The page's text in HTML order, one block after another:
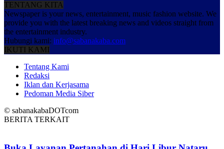
TENTANG KITA
Newspaper is your news, entertainment, music fashion website. We
provide you with the latest breaking news and videos straight from
the entertainment industry.
Hubungi kami: info@sabanakaba.com
IKUTI KAMI
Tentang Kami
Redaksi
Iklan dan Kerjasama
Pedoman Media Siber
© sabanakabaDOTcom
BERITA TERKAIT